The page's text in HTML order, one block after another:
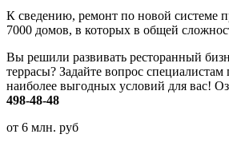
К сведению, ремонт по новой системе
7000 домов, в которых в общей
Вы решили развивать ресторанный
террасы? Задайте вопрос
наиболее выгодных условий для вас!
498-48-48
от 6 млн. руб